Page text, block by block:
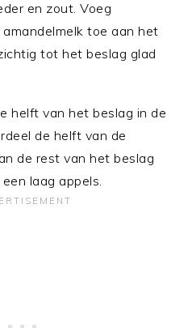
en zout. Voeg
toe aan het
tot het beslag glad
helft van het beslag in de
de helft van de
de rest van het beslag
laag appels.